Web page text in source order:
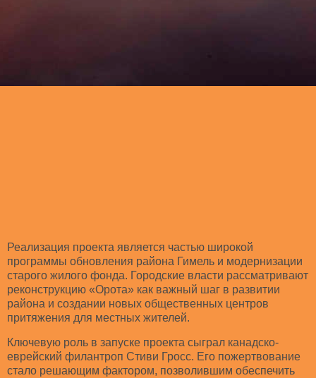
Реализация проекта является частью широкой
программы обновления района Гимель и модернизации
старого жилого фонда. Городские власти рассматривают
реконструкцию «Орота» как важный шаг в развитии
района и создании новых общественных центров
притяжения для местных жителей.
Ключевую роль в запуске проекта сыграл канадско-
еврейский филантроп Стиви Гросс. Его пожертвование
стало решающим фактором, позволившим обеспечить